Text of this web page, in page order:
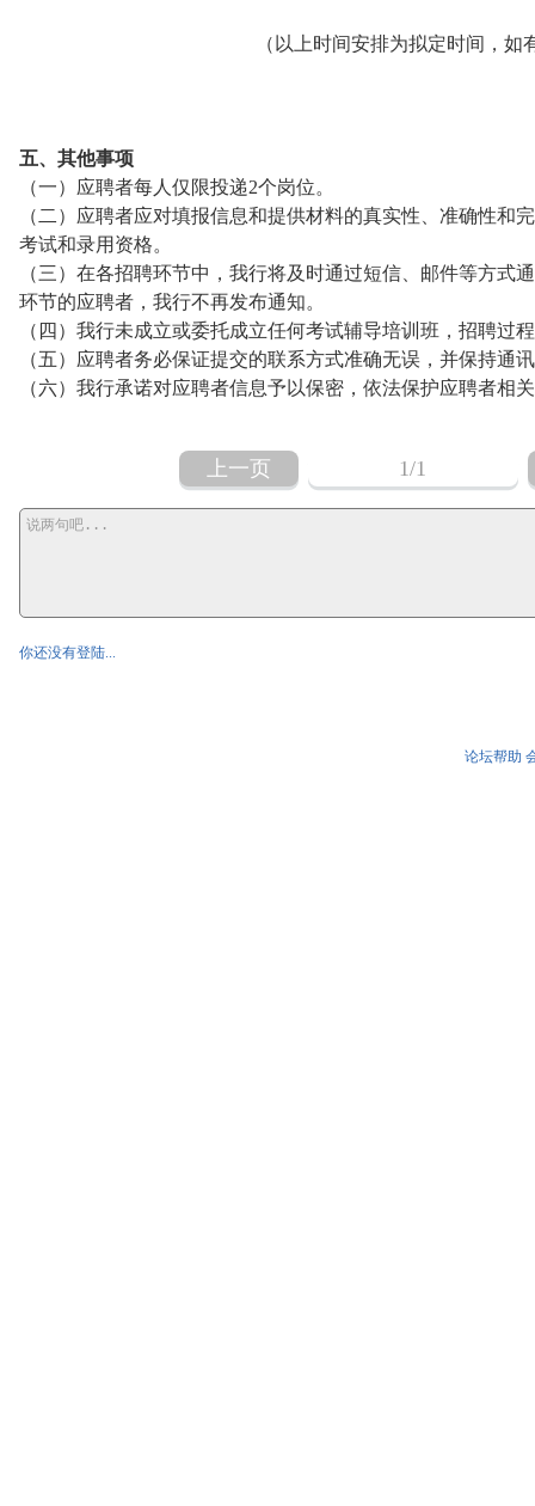
（以上时间安排为拟定时间，如
五、其他事项
（一）应聘者每人仅限投递2个岗位。
（二）应聘者应对填报信息和提供材料的真实性、准确性和
考试和录用资格。
（三）在各招聘环节中，我行将及时通过短信、邮件等方式
环节的应聘者，我行不再发布通知。
（四）我行未成立或委托成立任何考试辅导培训班，招聘过
（五）应聘者务必保证提交的联系方式准确无误，并保持通
（六）我行承诺对应聘者信息予以保密，依法保护应聘者相
上一页 1/1
你还没有登陆...
论坛帮助